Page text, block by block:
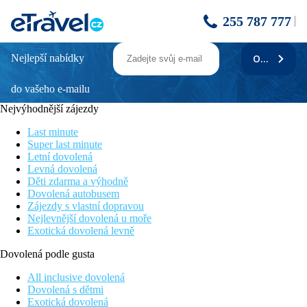
255 787 777
CHATA OSTROV U TISÉ
Úvodní popis
Pckód objektu: 2531
Moderně zařízená chata s bazénem a venkovním posezením
situovaná na pěkném místě obklopeném jehličnatými lesy.
Zimní sezóna:
V této krásné rekreační chatě, moderně vybavené, obklopené
jehličnatými lesy strávíte klidnou a pohodovou dovolenou.
Upozornění
Max. obsazení 5 dospělých + 2 děti do 5 let.
Popis objektu
počet podlaží 2, obytná plocha 70 m2, Místnosti:
1, jídelní kout), kuchyň (9 m2, počet míst u jídelního stolu: 6,
jídelní kout), koupelna (wc, vana, sprch. kout, umyvadlo),
veranda (15 m2)
Nejlepší nabídky
do vašeho e-mailu
ODEBÍRAT
Nejvýhodnější zájezdy
Last minute
Super last minute
Letní dovolená
Levná dovolená
Děti zdarma a výhodně
Dovolená autobusem
Zájezdy s vlastní dopravou
Nejlevnější dovolená u moře
Exotická dovolená levně
Dovolená podle gusta
All inclusive dovolená
Dovolená s dětmi
Exotická dovolená